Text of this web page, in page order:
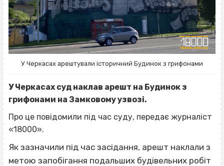
У Черкасах арештували історичний Будинок з грифонами
У Черкасах суд наклав арешт на Будинок з
грифонами на Замковому узвозі.
Про це повідомили під час суду, передає журналіст
«18000».
Як зазначили під час засідання, арешт наклали з
метою запобігання подальших будівельних робіт